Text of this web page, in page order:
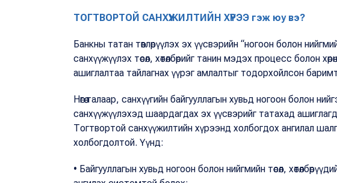
ТОГТВОРТОЙ САНХҮҮЖИЛТИЙН ХҮРЭЭ гэж юу вэ?
Банкны татан төвлөрүүлэх эх үүсвэрийн “ногоон болон
санхүүжүүлэх төсөл, хөтөлбөрийг танин мэдэх процесс болон
ашиглалтаа тайлагнах үүрэг амлалтыг тодорхойлсон
Нөгөө талаар, санхүүгийн байгууллагын хувьд ногоон болон
санхүүжүүлэхэд шаардагдах эх үүсвэрийг татахад
Тогтвортой санхүүжилтийн хүрээнд холбогдох ангилал
холбогдолтой. Үүнд:
• Байгууллагын хувьд ногоон болон нийгмийн төсөл,